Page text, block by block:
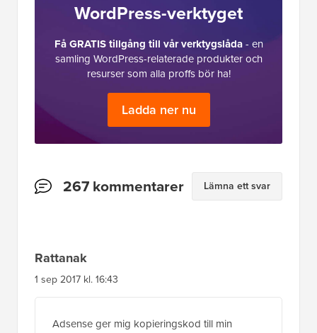
WordPress-verktyget
Få GRATIS tillgång till vår verktygslåda- en
samling WordPress-relaterade produkter och
resurser som alla proffs bör ha!
Ladda ner nu
Läsarnas267 kommentarer Lämna ett svar
Rattanak
1 sep 2017 kl. 16:43
Adsense ger mig kopieringskod till min